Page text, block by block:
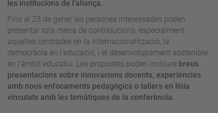
les institucions de l’aliança.
Fins al 23 de gener les persones interessades poden
presentar tota mena de contribucions, especialment
aquelles centrades en la internacionalització, la
democràcia en l’educació, i el desenvolupament sostenible
en l’àmbit educatiu. Les propostes poden incloure breus
presentacions sobre innovacions docents, experiències
amb nous enfocaments pedagògics o tallers en línia
vinculats amb les temàtiques de la conferència.